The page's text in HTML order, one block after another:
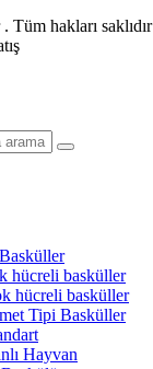
hakları saklıdır
hücreli basküller
hücreli basküller
Tipi Basküller
Hayvan